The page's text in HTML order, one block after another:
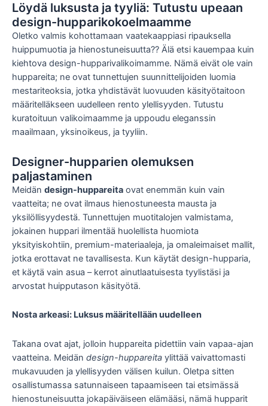
Löydä luksusta ja tyyliä: Tutustu upeaan
design-hupparikokoelmaamme
Oletko valmis kohottamaan vaatekaappiasi ripauksella
huippumuotia ja hienostuneisuutta?? Älä etsi kauempaa kuin
kiehtova design-hupparivalikoimamme. Nämä eivät ole vain
huppareita; ne ovat tunnettujen suunnittelijoiden luomia
mestariteoksia, jotka yhdistävät luovuuden käsityötaitoon
määritelläkseen uudelleen rento ylellisyyden. Tutustu
kuratoituun valikoimaamme ja uppoudu eleganssin
maailmaan, yksinoikeus, ja tyyliin.
Designer-hupparien olemuksen
paljastaminen
Meidän design-huppareita ovat enemmän kuin vain
vaatteita; ne ovat ilmaus hienostuneesta mausta ja
yksilöllisyydestä. Tunnettujen muotitalojen valmistama,
jokainen huppari ilmentää huolellista huomiota
yksityiskohtiin, premium-materiaaleja, ja omaleimaiset mallit,
jotka erottavat ne tavallisesta. Kun käytät design-hupparia,
et käytä vain asua – kerrot ainutlaatuisesta tyylistäsi ja
arvostat huipputason käsityötä.
Nosta arkeasi: Luksus määritellään uudelleen
Takana ovat ajat, jolloin huppareita pidettiin vain vapaa-ajan
vaatteina. Meidän design-huppareita ylittää vaivattomasti
mukavuuden ja ylellisyyden välisen kuilun. Oletpa sitten
osallistumassa satunnaiseen tapaamiseen tai etsimässä
hienostuneisuutta jokapäiväiseen elämääsi, nämä hupparit